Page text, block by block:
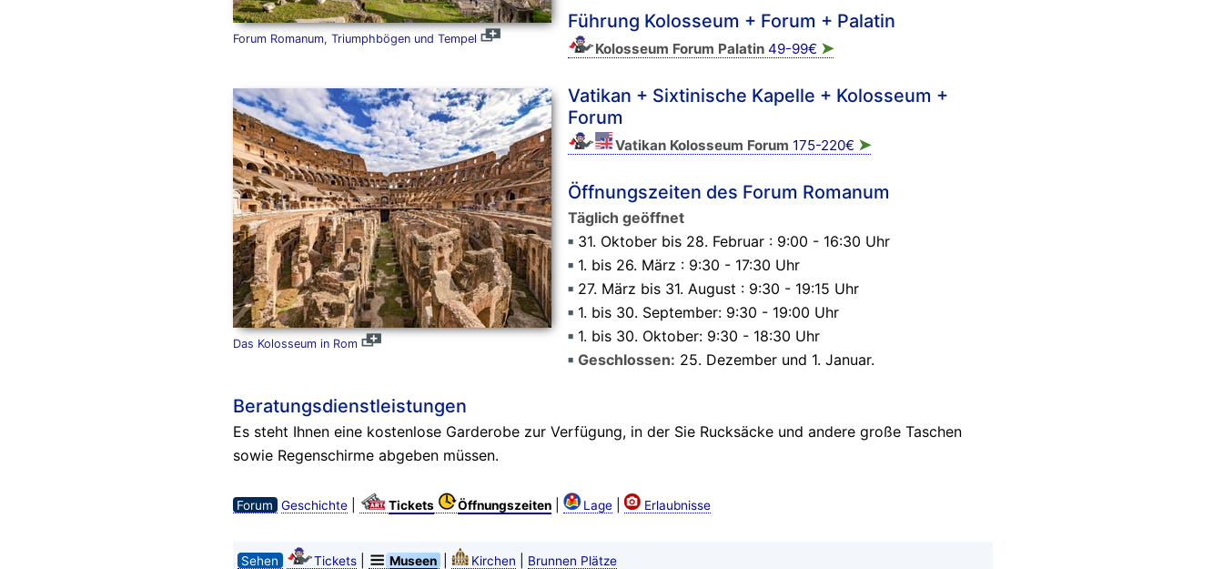
Forum Romanum, Triumphbögen und Tempel
Führung Kolosseum + Forum + Palatin
Kolosseum Forum Palatin 49-99€ ➤
Das Kolosseum in Rom
Vatikan + Sixtinische Kapelle + Kolosseum +
Forum
Vatikan Kolosseum Forum 175-220€ ➤
Öffnungszeiten des Forum Romanum
Täglich geöffnet
31. Oktober bis 28. Februar : 9:00 - 16:30 Uhr
1. bis 26. März : 9:30 - 17:30 Uhr
27. März bis 31. August : 9:30 - 19:15 Uhr
1. bis 30. September: 9:30 - 19:00 Uhr
1. bis 30. Oktober: 9:30 - 18:30 Uhr
Geschlossen: 25. Dezember und 1. Januar.
Beratungsdienstleistungen
Es steht Ihnen eine kostenlose Garderobe zur Verfügung, in der Sie Rucksäcke und andere große Taschen
sowie Regenschirme abgeben müssen.
Forum Geschichte| Tickets Öffnungszeiten| Lage| Erlaubnisse
Sehen Tickets| Museen Kirchen Brunnen Plätze